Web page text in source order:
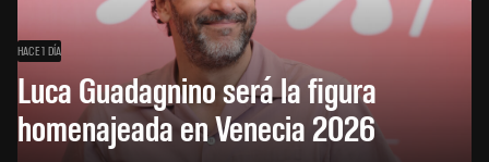
HACE 1 DÍA
Luca Guadagnino será la figura
homenajeada en Venecia 2026